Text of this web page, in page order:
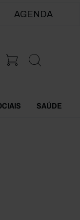
AGENDA
SAÚDE